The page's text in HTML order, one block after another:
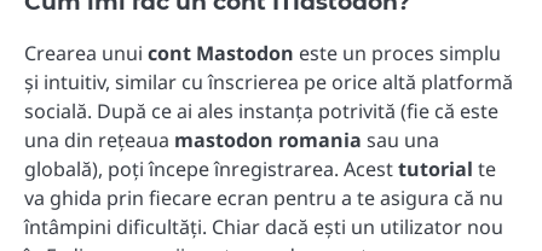
Crearea unui cont Mastodon este un proces simplu
și intuitiv, similar cu înscrierea pe orice altă platformă
socială. După ce ai ales instanța potrivită (fie că este
una din rețeaua mastodon romania sau una
globală), poți începe înregistrarea. Acesttutorial te
va ghida prin fiecare ecran pentru a te asigura că nu
întâmpini dificultăți. Chiar dacă ești un utilizator nou